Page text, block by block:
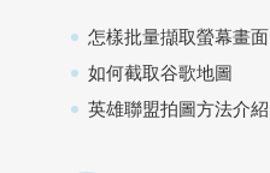
怎樣批量擷取螢幕畫面
如何截取谷歌地圖
英雄聯盟拍圖方法介紹